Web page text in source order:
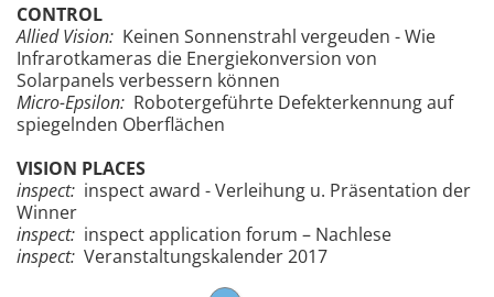
CONTROL
Allied Vision: Keinen Sonnenstrahl vergeuden - Wie
Infrarotkameras die Energiekonversion von
Solarpanels verbessern können
Micro-Epsilon: Robotergeführte Defekterkennung auf
spiegelnden Oberflächen
VISION PLACES
inspect: inspect award - Verleihung u. Präsentation der
Winner
inspect: inspect application forum – Nachlese
inspect: Veranstaltungskalender 2017